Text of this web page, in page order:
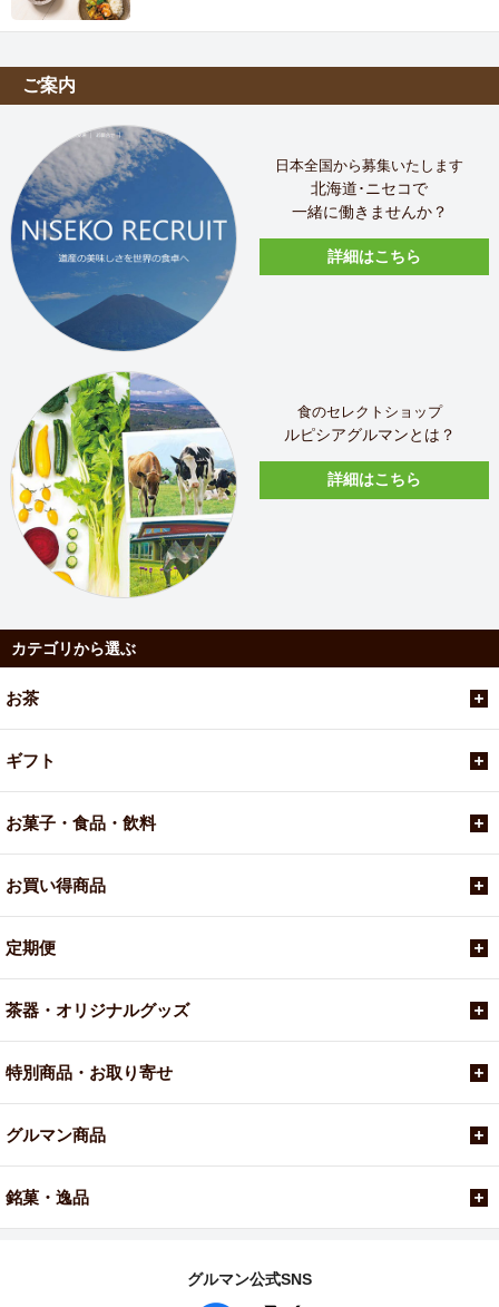
ご案内
日本全国から募集いたします
北海道･ニセコで
一緒に働きませんか？
詳細はこちら
食のセレクトショップ
ルピシアグルマンとは？
詳細はこちら
カテゴリから選ぶ
お茶
ギフト
お菓子・食品・飲料
お買い得商品
定期便
茶器・オリジナルグッズ
特別商品・お取り寄せ
グルマン商品
銘菓・逸品
グルマン公式SNS